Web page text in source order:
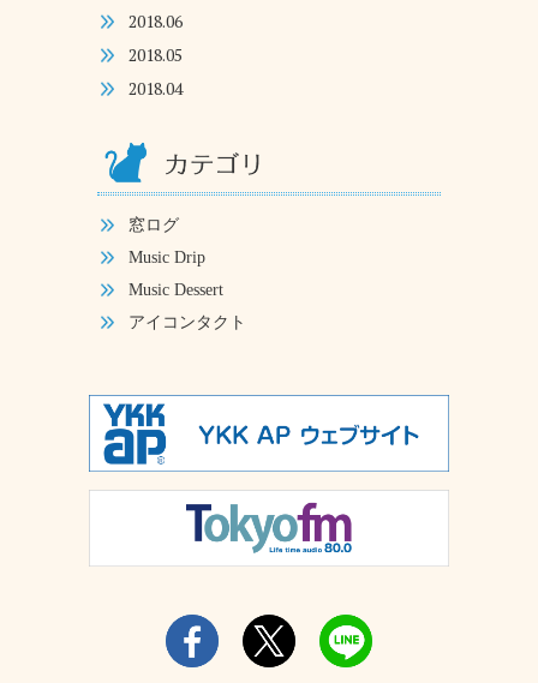
2018.06
2018.05
2018.04
窓ログ
Music Drip
Music Dessert
アイコンタクト